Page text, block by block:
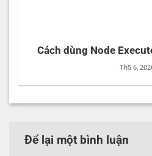
Cách dùng Node
Th5 6,
Để lại một bình luận